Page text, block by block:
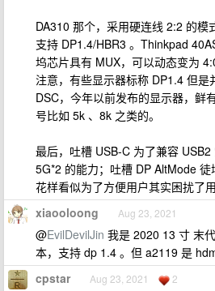
DA310 那个，采用硬连线 2:2 的
支持 DP1.4/HBR3 。Thinkpad
坞芯片具有 MUX，可以动态变为
注意，有些显示器标称 DP1.4 但是
DSC，今年以前发布的显示器，鲜
号比如 5k 、8k 之类的。
最后，吐槽 USB-C 为了兼容
5G*2 的能力；吐槽 DP AltMode
花样看似为了方便用户其实困扰了用
xiaooloong Aug 23, 2021
@EvilDevilJin 我是 2020 13 寸 末
本，支持 dp 1.4 。但 a2119 是
cpstar Aug 23, 2021 2